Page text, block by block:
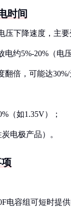
时间
压下降速度，主
约5%-20%（电
倍，可能达30%/
（如1.35V）；
电极产品）。
电容组可短时提